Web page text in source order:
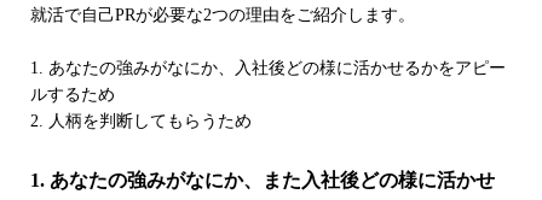
就活で自己PRが必要な2つの理由をご紹介します。
1. あなたの強みがなにか、入社後どの様に活かせるかをアピー
ルするため
2. 人柄を判断してもらうため
1. あなたの強みがなにか、また入社後どの様に活かせ